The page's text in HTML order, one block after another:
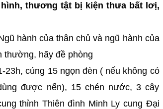
thương tật bị kiện thưa bất lơị,
hành của thân chủ và ngũ hành của
thường, hãy đề phòng
cúng 15 ngọn đèn ( nếu không có
được nến), 15 chén nước, 3 cây
thỉnh Thiên đình Minh Ly cung Đại